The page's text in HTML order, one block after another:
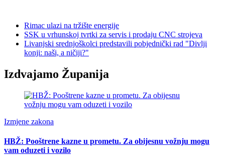
Rimac ulazi na tržište energije
SSK u vrhunskoj tvrtki za servis i prodaju CNC strojeva
Livanjski srednjoškolci predstavili pobjednički rad "Divlji
konji: naši, a ničiji?"
Izdvajamo Županija
Izmjene zakona
HBŽ: Pooštrene kazne u prometu. Za obijesnu vožnju mogu
vam oduzeti i vozilo